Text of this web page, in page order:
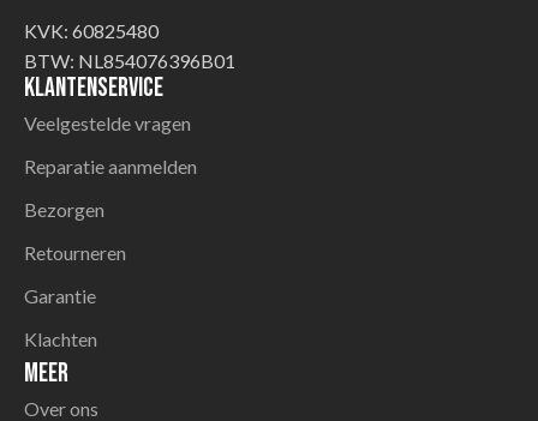
KVK: 60825480
BTW: NL854076396B01
Klantenservice
Veelgestelde vragen
Reparatie aanmelden
Bezorgen
Retourneren
Garantie
Klachten
Meer
Over ons